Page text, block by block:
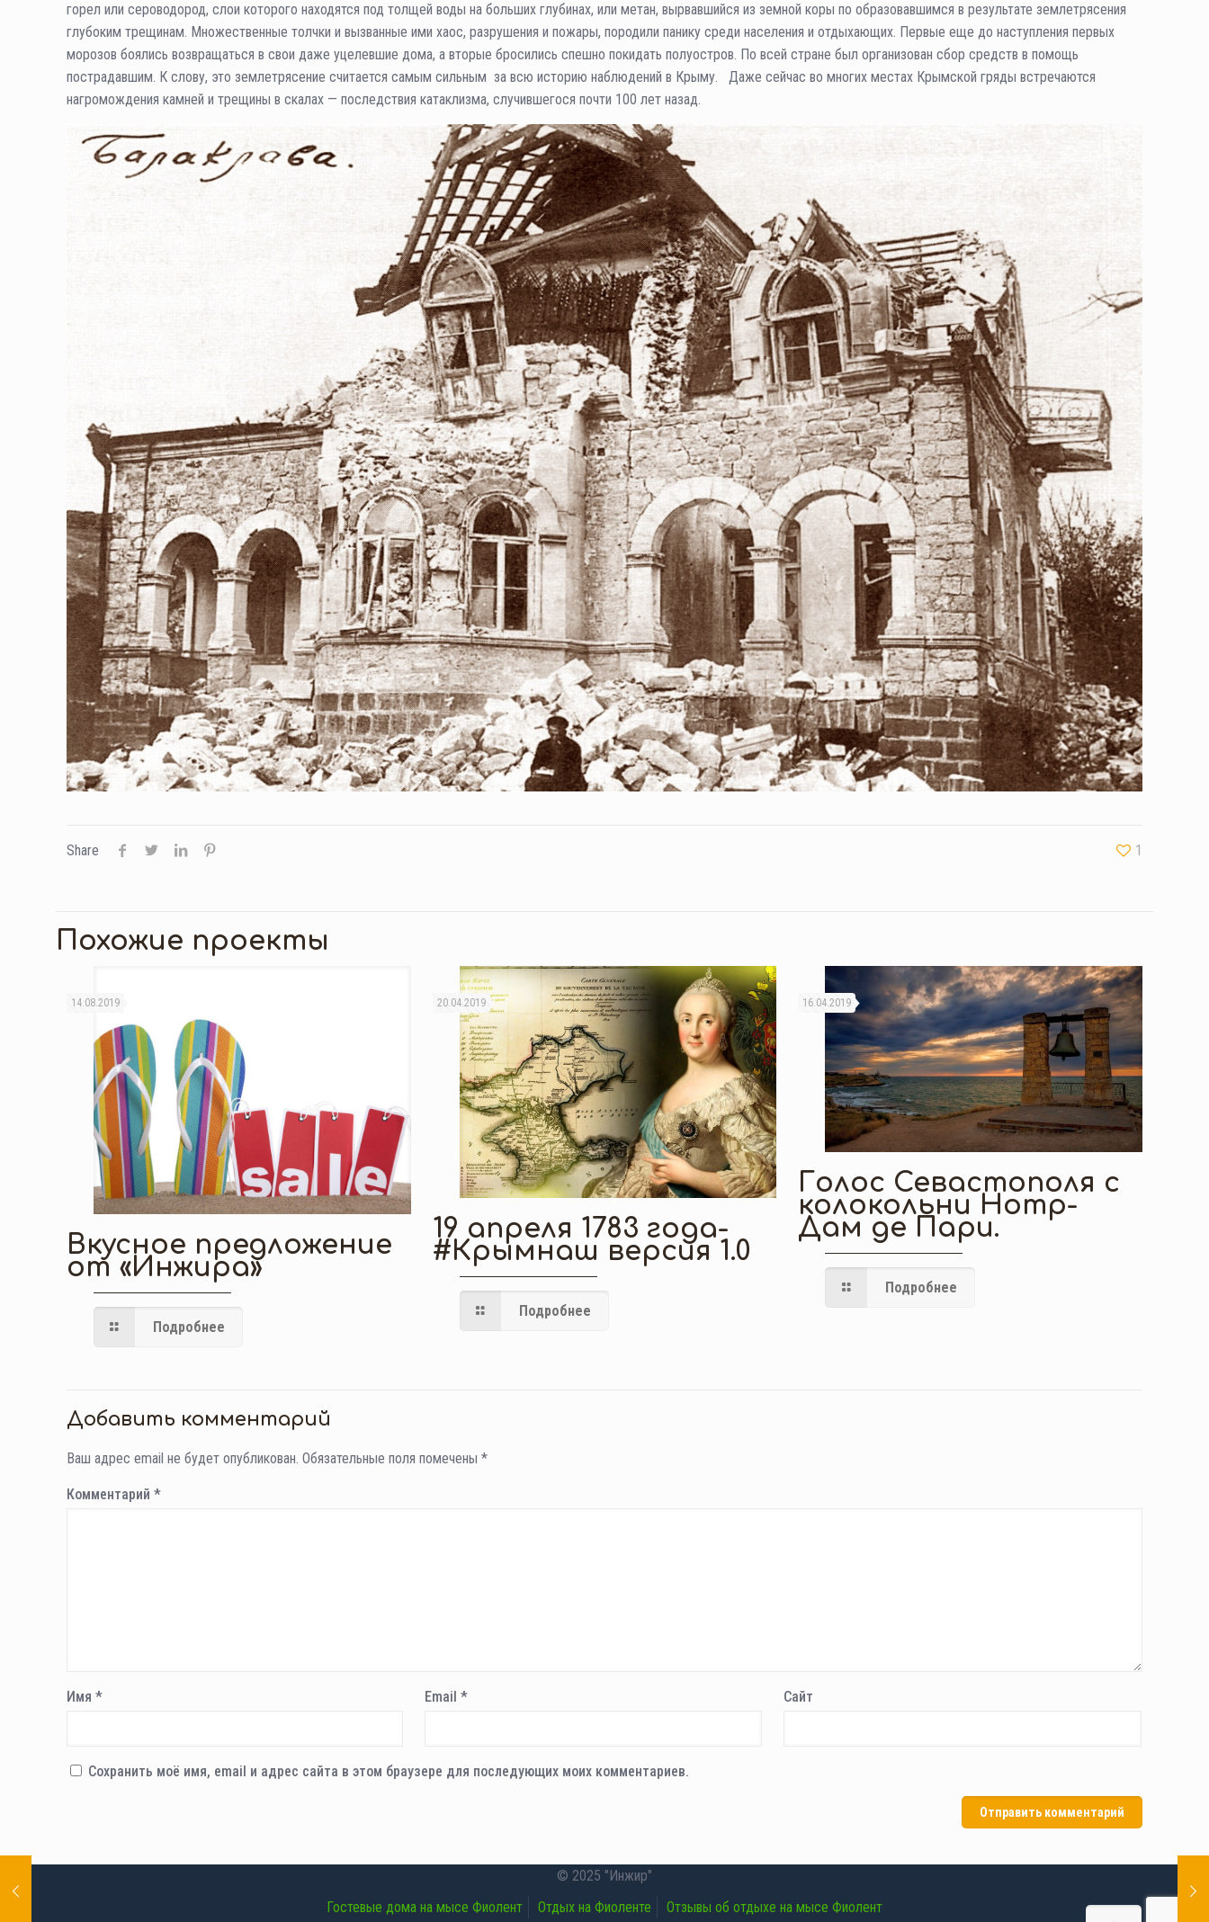
горел или сероводород, слои которого находятся под толщей воды на больших глубинах, или метан, вырвавшийся из земной коры по образовавшимся в результате землетрясения
глубоким трещинам. Множественные толчки и вызванные ими хаос, разрушения и пожары, породили панику среди населения и отдыхающих. Первые еще до наступления первых
морозов боялись возвращаться в свои даже уцелевшие дома, а вторые бросились спешно покидать полуостров. По всей стране был организован сбор средств в помощь
пострадавшим. К слову, это землетрясение считается самым сильным за всю историю наблюдений в Крыму. Даже сейчас во многих местах Крымской гряды встречаются
нагромождения камней и трещины в скалах — последствия катаклизма, случившегося почти 100 лет назад.
Share 1
Похожие проекты
14.08.2019
Вкусное предложение
от «Инжира»
Подробнее
20.04.2019
19 апреля 1783 года-
#Крымнаш версия 1.0
Подробнее
16.04.2019
Голос Севастополя с
колокольни Нотр-
Дам де Пари.
Подробнее
Добавить комментарий
Ваш адрес email не будет опубликован. Обязательные поля помечены *
Комментарий *
Имя * Email* Сайт
Сохранить моё имя, email и адрес сайта в этом браузере для последующих моих комментариев.
© 2025 "Инжир"
Гостевые дома на мысе Фиолент
Отдых на Фиоленте Отзывы об отдыхе на мысе Фиолент